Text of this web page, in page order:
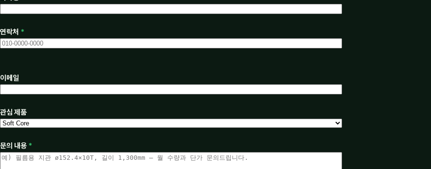
연락처 *
이메일
관심 제품
문의 내용 *